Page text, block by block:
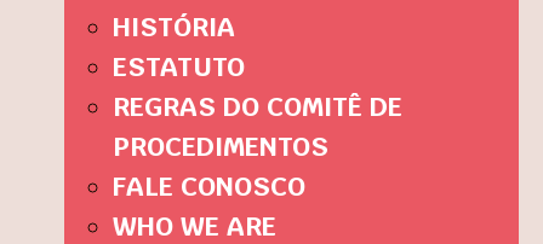
HISTÓRIA
ESTATUTO
REGRAS DO COMITÊ DE
PROCEDIMENTOS
FALE CONOSCO
WHO WE ARE